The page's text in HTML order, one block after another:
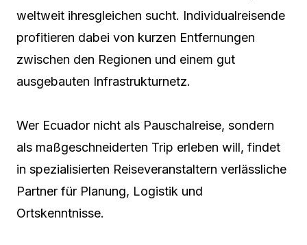
weltweit ihresgleichen sucht. Individualreisende
profitieren dabei von kurzen Entfernungen
zwischen den Regionen und einem gut
ausgebauten Infrastrukturnetz.
Wer Ecuador nicht als Pauschalreise, sondern
als maßgeschneiderten Trip erleben will, findet
in spezialisierten Reiseveranstaltern verlässliche
Partner für Planung, Logistik und
Ortskenntnisse.